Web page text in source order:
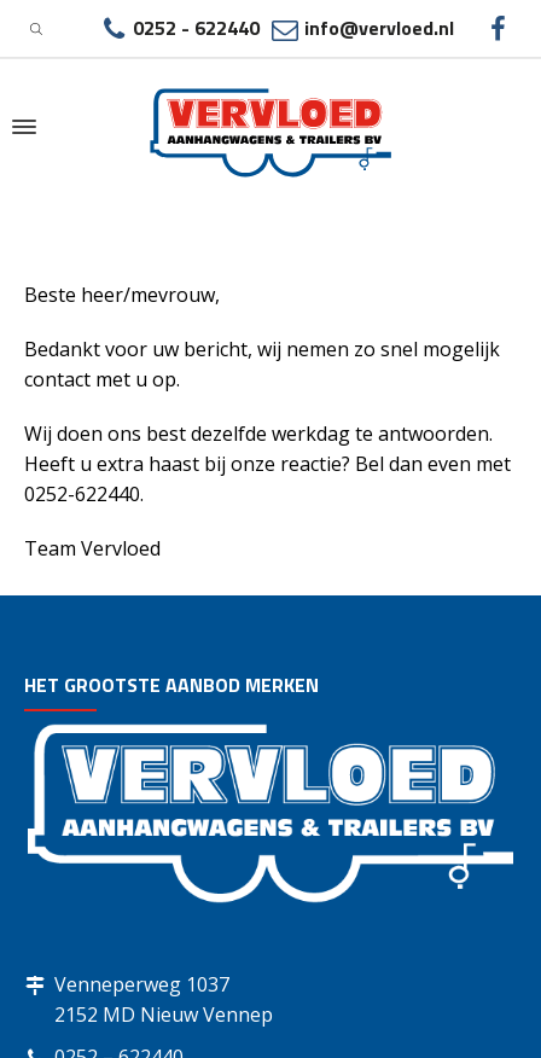
0252 - 622440 info@vervloed.nl
Beste heer/mevrouw,
Bedankt voor uw bericht, wij nemen zo snel mogelijk
contact met u op.
Wij doen ons best dezelfde werkdag te antwoorden.
Heeft u extra haast bij onze reactie? Bel dan even met
0252-622440.
Team Vervloed
HET GROOTSTE AANBOD MERKEN
Venneperweg 1037
2152 MD Nieuw Vennep